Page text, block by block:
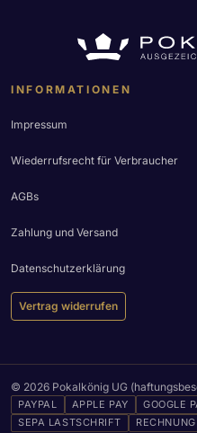
INFORMATIONEN
Impressum
Wiederrufsrecht für Verbraucher
AGBs
Zahlung und Versand
Datenschutzerklärung
Vertrag widerrufen
© 2026 Pokalkönig UG
PAYPAL APPLE PAY GOOGLE
SEPA LASTSCHRIFT
RECHNUNG